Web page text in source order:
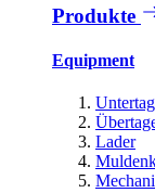
Produkte
Equipment
Lader